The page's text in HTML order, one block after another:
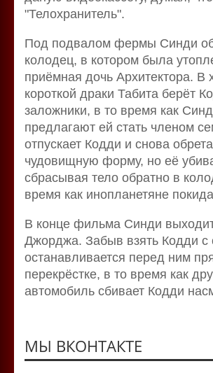
"Телохранитель".
Под подвалом фермы Синди
колодец, в котором была
приёмная дочь Архитектора. В
короткой драки Табита берёт
заложники, в то время как
предлагают ей стать членом
отпускает Кодди и снова
чудовищную форму, но её
сбрасывая тело обратно в
время как инопланетяне
В конце фильма Синди
Джорджа. Забыв взять Кодди с
останавливается перед ним
перекрёстке, в то время как
автомобиль сбивает Кодди
МЫ ВКОНТАКТЕ